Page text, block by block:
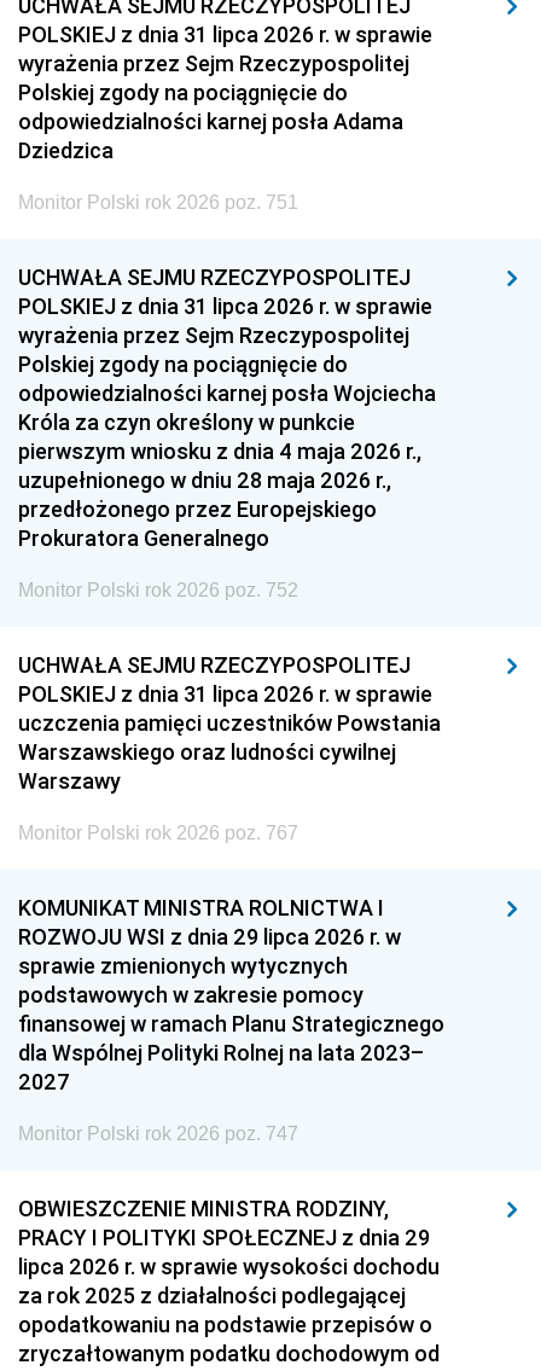
POLSKIEJ z dnia 31 lipca 2026 r. w sprawie
wyrażenia przez Sejm Rzeczypospolitej
Polskiej zgody na pociągnięcie do
odpowiedzialności karnej posła Adama
Dziedzica
Monitor Polski rok 2026 poz. 751
UCHWAŁA SEJMU RZECZYPOSPOLITEJ
POLSKIEJ z dnia 31 lipca 2026 r. w sprawie
wyrażenia przez Sejm Rzeczypospolitej
Polskiej zgody na pociągnięcie do
odpowiedzialności karnej posła Wojciecha
Króla za czyn określony w punkcie
pierwszym wniosku z dnia 4 maja 2026 r.,
uzupełnionego w dniu 28 maja 2026 r.,
przedłożonego przez Europejskiego
Prokuratora Generalnego
Monitor Polski rok 2026 poz. 752
UCHWAŁA SEJMU RZECZYPOSPOLITEJ
POLSKIEJ z dnia 31 lipca 2026 r. w sprawie
uczczenia pamięci uczestników Powstania
Warszawskiego oraz ludności cywilnej
Warszawy
Monitor Polski rok 2026 poz. 767
KOMUNIKAT MINISTRA ROLNICTWA I
ROZWOJU WSI z dnia 29 lipca 2026 r. w
sprawie zmienionych wytycznych
podstawowych w zakresie pomocy
finansowej w ramach Planu Strategicznego
dla Wspólnej Polityki Rolnej na lata 2023–
2027
Monitor Polski rok 2026 poz. 747
OBWIESZCZENIE MINISTRA RODZINY,
PRACY I POLITYKI SPOŁECZNEJ z dnia 29
lipca 2026 r. w sprawie wysokości dochodu
za rok 2025 z działalności podlegającej
opodatkowaniu na podstawie przepisów o
zryczałtowanym podatku dochodowym od